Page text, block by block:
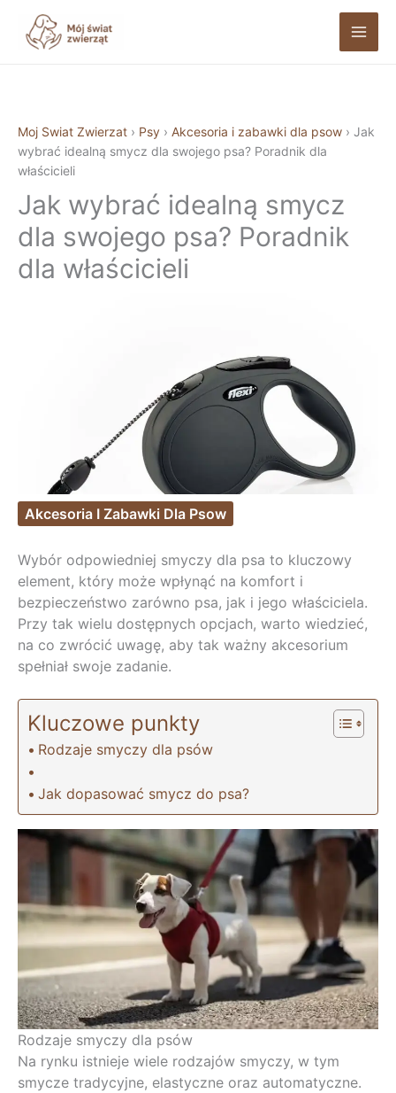
Przejdź
treści
Moj Swiat Zwierzat › Psy › Akcesoria i zabawki dla psow › Jak
wybrać idealną smycz dla swojego psa? Poradnik dla
właścicieli
Jak wybrać idealną smycz
dla swojego psa? Poradnik
dla właścicieli
Akcesoria I Zabawki Dla Psow
Wybór odpowiedniej smyczy dla psa to kluczowy
element, który może wpłynąć na komfort i
bezpieczeństwo zarówno psa, jak i jego właściciela.
Przy tak wielu dostępnych opcjach, warto wiedzieć,
na co zwrócić uwagę, aby tak ważny akcesorium
spełniał swoje zadanie.
Kluczowe punkty
Rodzaje smyczy dla psów
Jak dopasować smycz do psa?
Rodzaje smyczy dla psów
Na rynku istnieje wiele rodzajów smyczy, w tym
smycze tradycyjne, elastyczne oraz automatyczne.